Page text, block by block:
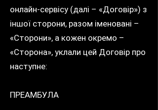
онлайн-сервісу (далі – «Договір») з
іншої сторони, разом іменовані –
«Сторони», а кожен окремо –
«Сторона», уклали цей Договір про
наступне:
ПРЕАМБУЛА